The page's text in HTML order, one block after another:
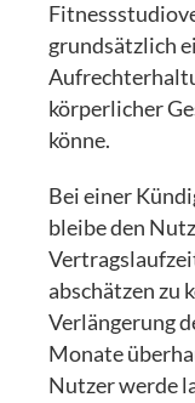
grundsätzlich
körperlicher
könne.
Bei einer
bleibe den
abschätzen zu
Verlängerung
Monate
Nutzer werde